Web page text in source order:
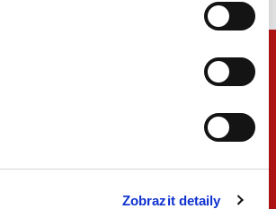
Zobrazit detaily